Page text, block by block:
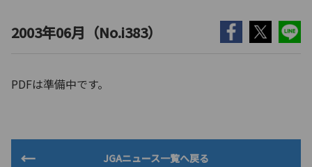
2003年06月（No.i383）
PDFは準備中です。
JGAニュース一覧へ戻る